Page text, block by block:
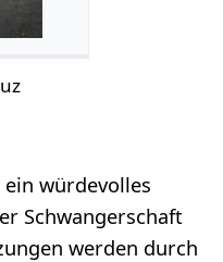
würdevolles
Schwangerschaft
werden durch